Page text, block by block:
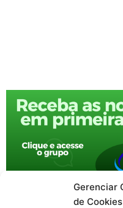
Gerenciar
de Cookies